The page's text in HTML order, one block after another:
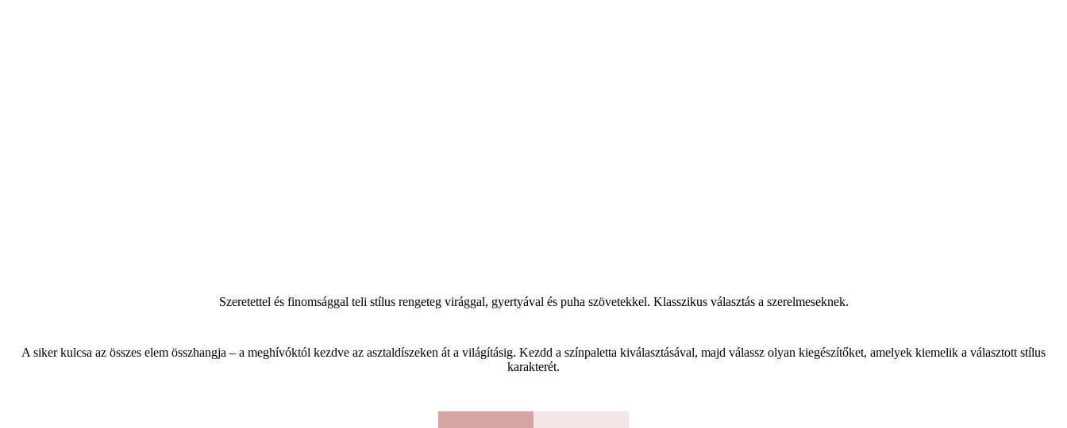
Szeretettel és finomsággal teli stílus rengeteg virággal, gyertyával és puha szövetekkel. Klasszikus választás a szerelmeseknek.
A siker kulcsa az összes elem összhangja – a meghívóktól kezdve az asztaldíszeken át a világításig. Kezdd a színpaletta kiválasztásával, majd válassz olyan kiegészítőket, amelyek kiemelik a választott stílus
karakterét.